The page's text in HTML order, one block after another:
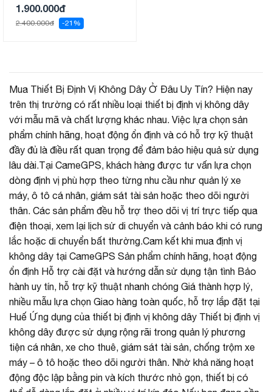
1.900.000đ
2.400.000đ -21%
Mua Thiết Bị Định Vị Không Dây Ở Đâu Uy Tín? Hiện nay
trên thị trường có rất nhiều loại thiết bị định vị không dây
với mẫu mã và chất lượng khác nhau. Việc lựa chọn sản
phẩm chính hãng, hoạt động ổn định và có hỗ trợ kỹ thuật
đầy đủ là điều rất quan trọng để đảm bảo hiệu quả sử dụng
lâu dài.Tại CameGPS, khách hàng được tư vấn lựa chọn
dòng định vị phù hợp theo từng nhu cầu như quản lý xe
máy, ô tô cá nhân, giám sát tài sản hoặc theo dõi người
thân. Các sản phẩm đều hỗ trợ theo dõi vị trí trực tiếp qua
điện thoại, xem lại lịch sử di chuyển và cảnh báo khi có rung
lắc hoặc di chuyển bất thường.Cam kết khi mua định vị
không dây tại CameGPS Sản phẩm chính hãng, hoạt động
ổn định Hỗ trợ cài đặt và hướng dẫn sử dụng tận tình Bảo
hành uy tín, hỗ trợ kỹ thuật nhanh chóng Giá thành hợp lý,
nhiều mẫu lựa chọn Giao hàng toàn quốc, hỗ trợ lắp đặt tại
Huế Ứng dụng của thiết bị định vị không dây Thiết bị định vị
không dây được sử dụng rộng rãi trong quản lý phương
tiện cá nhân, xe cho thuê, giám sát tài sản, chống trộm xe
máy – ô tô hoặc theo dõi người thân. Nhờ khả năng hoạt
động độc lập bằng pin và kích thước nhỏ gọn, thiết bị có